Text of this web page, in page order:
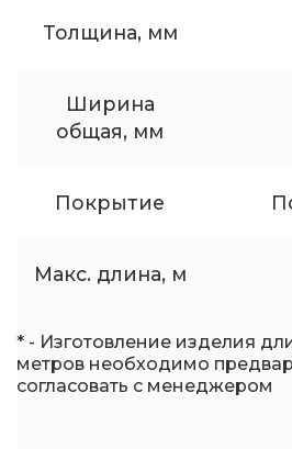
Толщина, мм
Ширина
общая, мм
Покрытие
Макс. длина, м
* - Изготовление изделия
метров необходимо
согласовать с менеджером